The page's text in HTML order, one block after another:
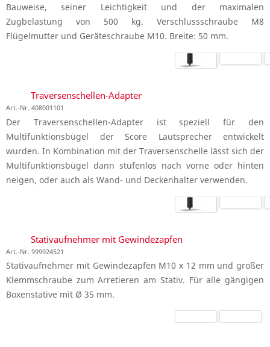
Bauweise, seiner Leichtigkeit und der maximalen
Zugbelastung von 500 kg. Verschlussschraube M8
Flügelmutter und Geräteschraube M10. Breite: 50 mm.
Traversenschellen-Adapter
Art.-Nr. 408001101
Der Traversenschellen-Adapter ist speziell für den
Multifunktionsbügel der Score Lautsprecher entwickelt
wurden. In Kombination mit der Traversenschelle lässt sich der
Multifunktionsbügel dann stufenlos nach vorne oder hinten
neigen, oder auch als Wand- und Deckenhalter verwenden.
Stativaufnehmer mit Gewindezapfen
Art.-Nr. 999924521
Stativaufnehmer mit Gewindezapfen M10 x 12 mm und großer
Klemmschraube zum Arretieren am Stativ. Für alle gängigen
Boxenstative mit Ø 35 mm.